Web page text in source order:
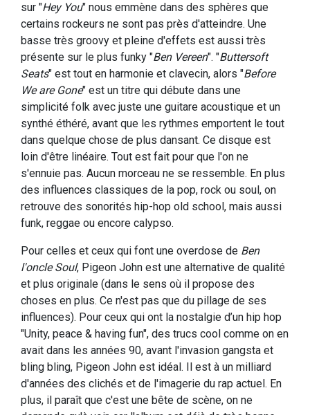
sur "Hey You" nous emmène dans des sphères que
certains rockeurs ne sont pas près d'atteindre. Une
basse très groovy et pleine d'effets est aussi très
présente sur le plus funky "Ben Vereen". "Buttersoft
Seats" est tout en harmonie et clavecin, alors "Before
We are Gone" est un titre qui débute dans une
simplicité folk avec juste une guitare acoustique et un
synthé éthéré, avant que les rythmes emportent le tout
dans quelque chose de plus dansant. Ce disque est
loin d'être linéaire. Tout est fait pour que l'on ne
s'ennuie pas. Aucun morceau ne se ressemble. En plus
des influences classiques de la pop, rock ou soul, on
retrouve des sonorités hip-hop old school, mais aussi
funk, reggae ou encore calypso.
Pour celles et ceux qui font une overdose de Ben
l'oncle Soul, Pigeon John est une alternative de qualité
et plus originale (dans le sens où il propose des
choses en plus. Ce n'est pas que du pillage de ses
influences). Pour ceux qui ont la nostalgie d’un hip hop
"Unity, peace & having fun", des trucs cool comme on en
avait dans les années 90, avant l'invasion gangsta et
bling bling, Pigeon John est idéal. Il est à un milliard
d'années des clichés et de l'imagerie du rap actuel. En
plus, il paraît que c'est une bête de scène, on ne